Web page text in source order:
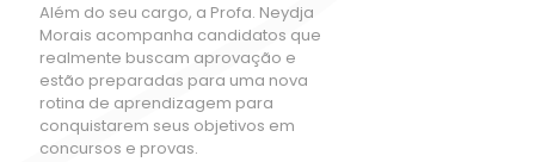
Além do seu cargo, a Profa. Neydja
Morais acompanha candidatos que
realmente buscam aprovação e
estão preparadas para uma nova
rotina de aprendizagem para
conquistarem seus objetivos em
concursos e provas.